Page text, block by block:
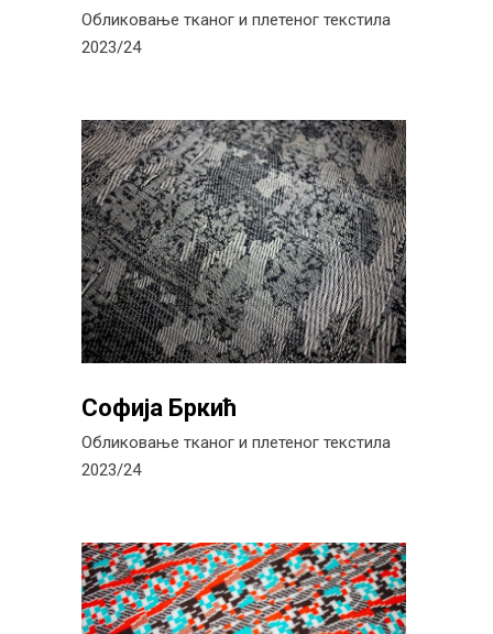
Обликовање тканог и плетеног текстила
2023/24
Софија Бркић
Обликовање тканог и плетеног текстила
2023/24